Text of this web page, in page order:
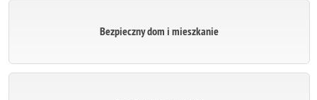
Bezpieczny dom i mieszkanie